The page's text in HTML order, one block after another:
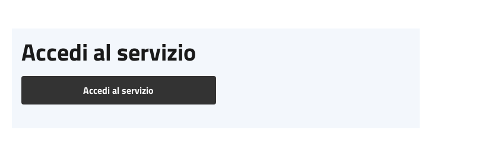
Accedi al servizio
Accedi al servizio